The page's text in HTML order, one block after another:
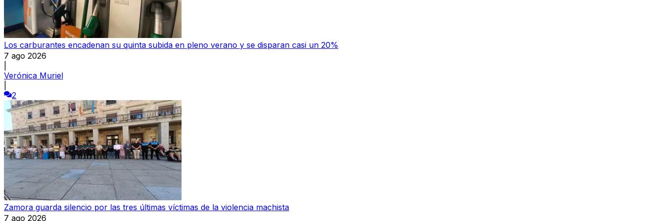
Los carburantes encadenan su quinta subida en pleno verano y se disparan casi un 20%
7 ago 2026
Verónica Muriel
2
Zamora guarda silencio por las tres últimas víctimas de la violencia machista
7 ago 2026